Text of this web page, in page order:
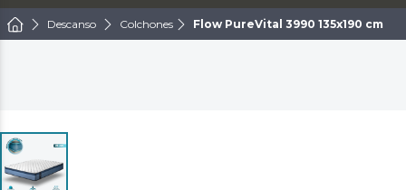
Descanso Colchones Flow PureVital 3990 135x190 cm